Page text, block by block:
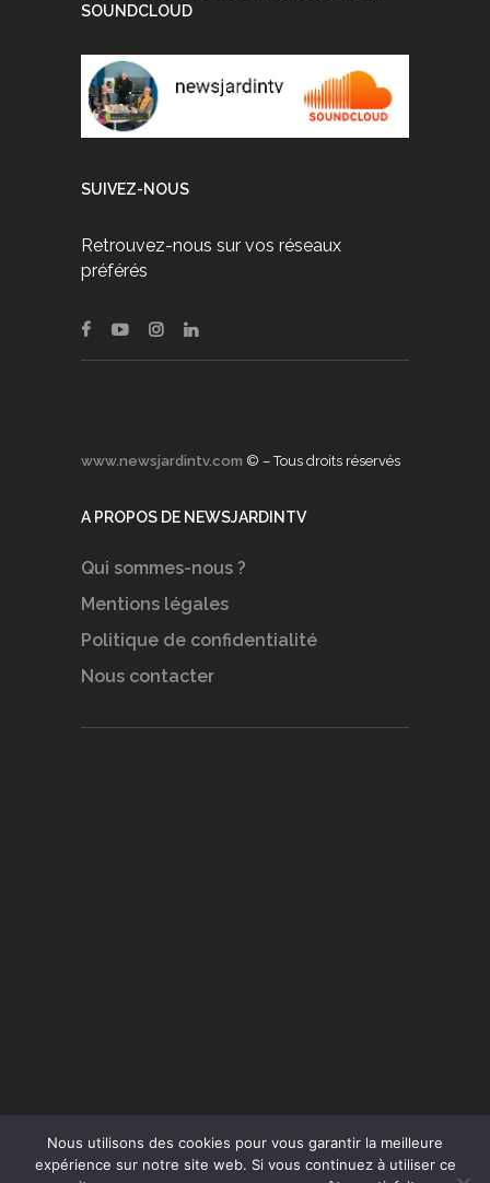
SOUNDCLOUD
SUIVEZ-NOUS
Retrouvez-nous sur vos réseaux
préférés
www.newsjardintv.com © – Tous droits réservés
A PROPOS DE NEWSJARDINTV
Qui sommes-nous ?
Mentions légales
Politique de confidentialité
Nous contacter
Nous utilisons des cookies pour vous garantir la meilleure
expérience sur notre site web. Si vous continuez à utiliser ce